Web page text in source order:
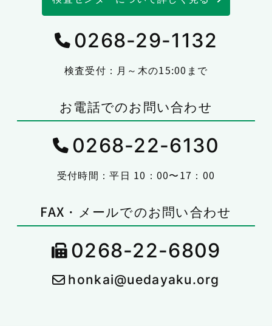
0268-29-1132
検査受付：月～木の15:00まで
お電話でのお問い合わせ
0268-22-6130
受付時間：平日 10：00〜17：00
FAX・メールでのお問い合わせ
0268-22-6809
honkai@uedayaku.org